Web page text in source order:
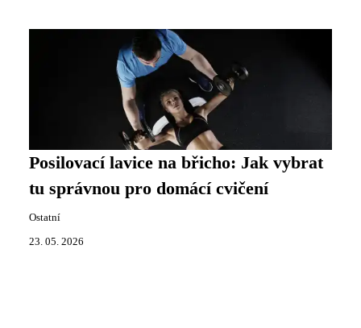
Posilovací lavice na břicho: Jak vybrat
tu správnou pro domácí cvičení
Ostatní
23. 05. 2026